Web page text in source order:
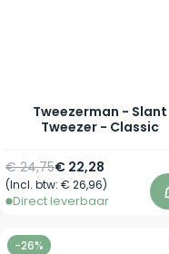
Tweezerman - Slant
Tweezer - Classic
Speciale prijs
€ 22,28
Normale prijs
€ 24,75
(Incl. btw: € 26,96)
Direct leverbaar
-26%